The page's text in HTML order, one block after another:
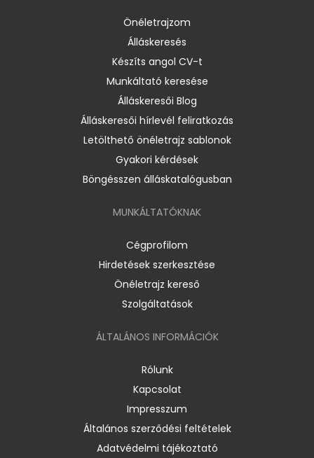
Önéletrajzom
Álláskeresés
Készíts angol CV-t
Munkáltató keresése
Álláskeresői Blog
Álláskeresői hírlevél feliratkozás
Letölthető önéletrajz sablonok
Gyakori kérdések
Böngésszen álláskatalógusban
MUNKÁLTATÓKNAK
Cégprofilom
Hirdetések szerkesztése
Önéletrajz kereső
Szolgáltatások
ÁLTALÁNOS INFORMÁCIÓK
Rólunk
Kapcsolat
Impresszum
Általános szerződési feltételek
Adatvédelmi tájékoztató